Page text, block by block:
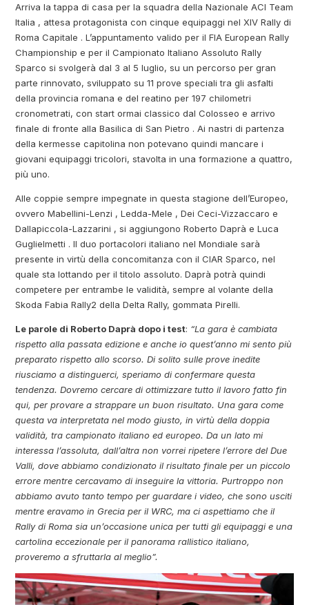
Arriva la tappa di casa per la squadra della Nazionale ACI Team
Italia , attesa protagonista con cinque equipaggi nel XIV Rally di
Roma Capitale . L’appuntamento valido per il FIA European Rally
Championship e per il Campionato Italiano Assoluto Rally
Sparco si svolgerà dal 3 al 5 luglio, su un percorso per gran
parte rinnovato, sviluppato su 11 prove speciali tra gli asfalti
della provincia romana e del reatino per 197 chilometri
cronometrati, con start ormai classico dal Colosseo e arrivo
finale di fronte alla Basilica di San Pietro . Ai nastri di partenza
della kermesse capitolina non potevano quindi mancare i
giovani equipaggi tricolori, stavolta in una formazione a quattro,
più uno.
Alle coppie sempre impegnate in questa stagione dell’Europeo,
ovvero Mabellini-Lenzi , Ledda-Mele , Dei Ceci-Vizzaccaro e
Dallapiccola-Lazzarini , si aggiungono Roberto Daprà e Luca
Guglielmetti . Il duo portacolori italiano nel Mondiale sarà
presente in virtù della concomitanza con il CIAR Sparco, nel
quale sta lottando per il titolo assoluto. Daprà potrà quindi
competere per entrambe le validità, sempre al volante della
Skoda Fabia Rally2 della Delta Rally, gommata Pirelli.
Le parole di Roberto Daprà dopo i test: “La gara è cambiata
rispetto alla passata edizione e anche io quest’anno mi sento più
preparato rispetto allo scorso. Di solito sulle prove inedite
riusciamo a distinguerci, speriamo di confermare questa
tendenza. Dovremo cercare di ottimizzare tutto il lavoro fatto fin
qui, per provare a strappare un buon risultato. Una gara come
questa va interpretata nel modo giusto, in virtù della doppia
validità, tra campionato italiano ed europeo. Da un lato mi
interessa l’assoluta, dall’altra non vorrei ripetere l’errore del Due
Valli, dove abbiamo condizionato il risultato finale per un piccolo
errore mentre cercavamo di inseguire la vittoria. Purtroppo non
abbiamo avuto tanto tempo per guardare i video, che sono usciti
mentre eravamo in Grecia per il WRC, ma ci aspettiamo che il
Rally di Roma sia un’occasione unica per tutti gli equipaggi e una
cartolina eccezionale per il panorama rallistico italiano,
proveremo a sfruttarla al meglio”.